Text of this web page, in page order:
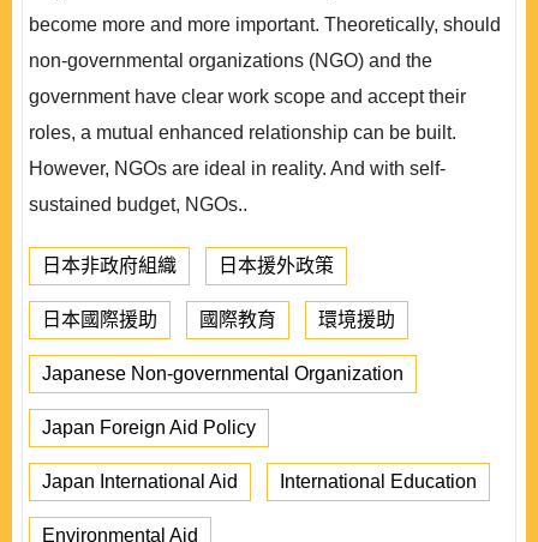
become more and more important. Theoretically, should
non-governmental organizations (NGO) and the
government have clear work scope and accept their
roles, a mutual enhanced relationship can be built.
However, NGOs are ideal in reality. And with self-
sustained budget, NGOs..
日本非政府組織 日本援外政策
日本國際援助 國際教育 環境援助
Japanese Non-governmental Organization
Japan Foreign Aid Policy
Japan International Aid International Education
Environmental Aid